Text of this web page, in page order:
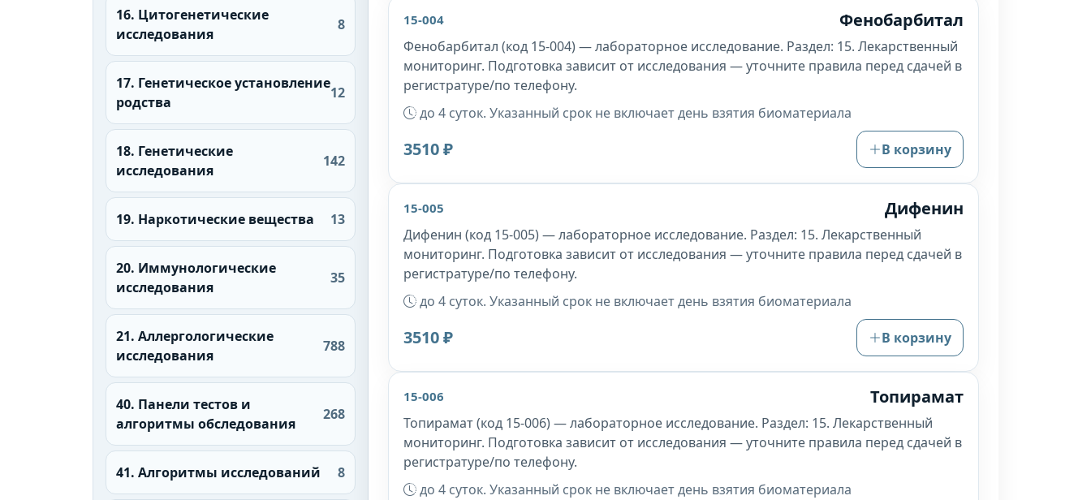
16. Цитогенетические
исследования
8
17. Генетическое установление
родства
12
18. Генетические
исследования
142
19. Наркотические вещества 13
20. Иммунологические
исследования
35
21. Аллергологические
исследования
788
40. Панели тестов и
алгоритмы обследования
268
41. Алгоритмы исследований 8
15-004 Фенобарбитал
Фенобарбитал (код 15-004) — лабораторное исследование. Раздел: 15. Лекарственный
мониторинг. Подготовка зависит от исследования — уточните правила перед сдачей в
регистратуре/по телефону.
до 4 суток. Указанный срок не включает день взятия биоматериала
3510 ₽ В корзину
15-005 Дифенин
Дифенин (код 15-005) — лабораторное исследование. Раздел: 15. Лекарственный
мониторинг. Подготовка зависит от исследования — уточните правила перед сдачей в
регистратуре/по телефону.
до 4 суток. Указанный срок не включает день взятия биоматериала
3510 ₽ В корзину
15-006 Топирамат
Топирамат (код 15-006) — лабораторное исследование. Раздел: 15. Лекарственный
мониторинг. Подготовка зависит от исследования — уточните правила перед сдачей в
регистратуре/по телефону.
до 4 суток. Указанный срок не включает день взятия биоматериала